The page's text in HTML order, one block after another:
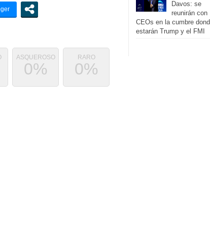
ASQUEROSO
0%
RARO
0%
Davos: se
reunirán con
CEOs en la cumbre
estarán Trump y el FMI